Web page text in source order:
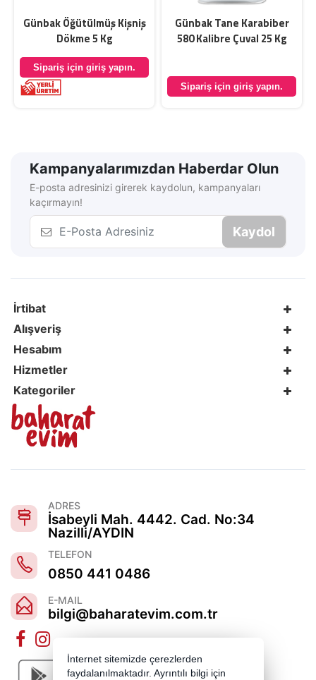
Günbak Öğütülmüş Kişniş
Dökme 5 Kg
Sipariş için giriş yapın.
Günbak Tane Karabiber
580 Kalibre Çuval 25 Kg
Sipariş için giriş yapın.
Kampanyalarımızdan Haberdar Olun
E-posta adresinizi girerek kaydolun, kampanyaları
kaçırmayın!
Kaydol
İrtibat
Alışveriş
Hesabım
Hizmetler
Kategoriler
ADRES
İsabeyli Mah. 4442. Cad. No:34
Nazilli/AYDIN
TELEFON
0850 441 0486
E-MAIL
bilgi@baharatevim.com.tr
İnternet sitemizde çerezlerden
faydalanılmaktadır. Ayrıntılı bilgi için